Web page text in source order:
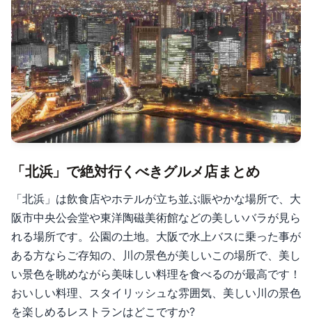
「北浜」で絶対行くべきグルメ店まとめ
「北浜」は飲食店やホテルが立ち並ぶ賑やかな場所で、大
阪市中央公会堂や東洋陶磁美術館などの美しいバラが見ら
れる場所です。公園の土地。大阪で水上バスに乗った事が
ある方ならご存知の、川の景色が美しいこの場所で、美し
い景色を眺めながら美味しい料理を食べるのが最高です！
おいしい料理、スタイリッシュな雰囲気、美しい川の景色
を楽しめるレストランはどこですか?